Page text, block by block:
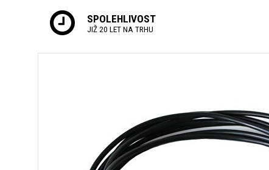
SPOLEHLIVOST
JIŽ 20 LET NA TRHU